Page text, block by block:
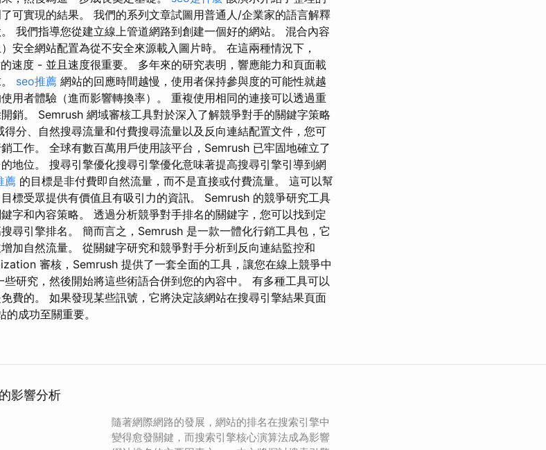
可實現的結果。 我們的系列文章試圖用普通人/企業家的語言解釋
我們指導您從建立線上管道網路到創建一個好的網站。 混合內容
安全網站配置為從不安全來源載入圖片時。 在這兩種情況下，
速度 - 並且速度很重要。 多年來的研究表明，響應能力和頁面載
seo推薦 網站的回應時間越慢，使用者保持參與度的可能性就越
用者體驗（進而影響轉換率）。 重複使用相同的連接可以透過重
銷。 Semrush 網域審核工具對於深入了解競爭對手的關鍵字策略
分、自然搜尋流量和付費搜尋流量以及反向連結配置文件，您可
工作。 全球有數百萬用戶使用該平台，Semrush 已牢固地確立了
地位。 搜尋引擎優化搜尋引擎優化意味著提高搜尋引擎引導到網
薦 的目標是非付費即自然流量，而不是直接或付費流量。 這可以幫
標受眾提供有價值且有吸引力的資訊。 Semrush 的競爭研究工具
字和內容策略。 透過分析競爭對手排名的關鍵字，您可以找到定
尋引擎排名。 簡而言之，Semrush 是一款一體化行銷工具包，它
加自然流量。 從關鍵字研究和競爭對手分析到反向連結監控和
審核，Semrush 提供了一套全面的工具，讓您在線上競爭中
研究，然後開始將這些術語合併到您的內容中。 有多種工具可以
費的。 如果發現某些訊號，它將決定該網站在搜尋引擎結果頁面
的成功至關重要。
影響分析
隨著網際網路的發展，網站的排名在搜索引擎中
變得愈發關鍵，而搜索引擎核心演算法成為影響